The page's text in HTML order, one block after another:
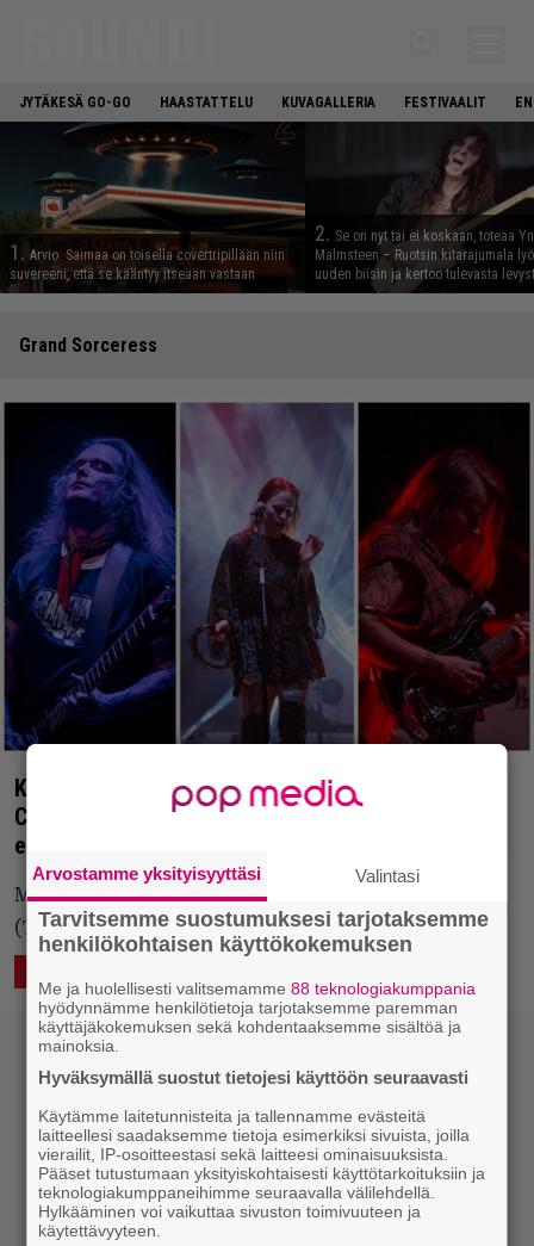
JYTÄKESÄ GO-GO HAASTATTELU KUVAGALLERIA FESTIVAALIT
1. Arvio: Saimaa on toisella covertripillään niin
suvereeni, että se kääntyy itseään vastaan
2. Se on nyt tai ei koskaan, toteaa
Malmsteen – Ruotsin kitarajumala
uuden biisin ja kertoo tulevasta
Grand Sorceress
Kuvagalleria: Mara Balls, Grand Sorceress ja
Craneium tarjosivat Turussa jytää koko rahan
edestä
Mara Balls, Grand Sorceress, Craneium, Utopia
(Turku), 23.9.2023
Arvostamme yksityisyyttäsi Valintasi
Tarvitsemme suostumuksesi tarjotaksemme
henkilökohtaisen käyttökokemuksen
Me ja huolellisesti valitsemamme88 teknologiakumppania
hyödynnämme henkilötietoja tarjotaksemme paremman
käyttäjäkokemuksen sekä kohdentaaksemme sisältöä ja
mainoksia.
Hyväksymällä suostut tietojesi käyttöön seuraavasti
Käytämme laitetunnisteita ja tallennamme evästeitä
laitteellesi saadaksemme tietoja esimerkiksi sivuista, joilla
vierailit, IP-osoitteestasi sekä laitteesi ominaisuuksista.
Pääset tutustumaan yksityiskohtaisesti käyttötarkoituksiin ja
teknologiakumppaneihimme seuraavalla välilehdellä.
Hylkääminen voi vaikuttaa sivuston toimivuuteen ja
käytettävyyteen.